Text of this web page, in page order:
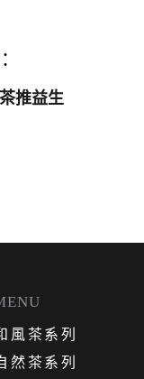
推益生
然茶系列
風茶系列